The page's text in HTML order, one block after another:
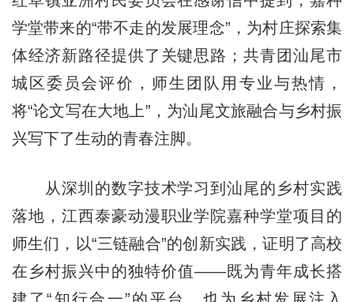
学堂带来的“带不走的发展理念”，为村庄探索集
体经济新路径提供了关键思路；共青团汕尾市
城区委员会评价，师生团队用专业与热情，
将“论文写在大地上”，为汕尾文旅融合与乡村振
兴写下了生动的青春注脚。
从深圳的数字技术学习到汕尾的乡村实践
落地，江西泰豪动漫职业学院嘉种学堂项目的
师生们，以“三链融合”的创新实践，证明了高校
在乡村振兴中的独特价值——既为青年成长搭